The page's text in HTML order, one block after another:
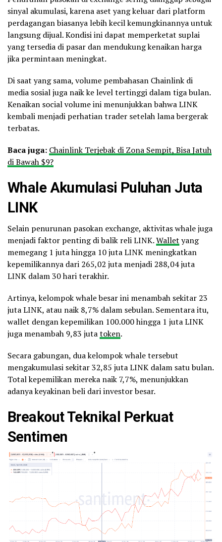
sinyal akumulasi, karena aset yang keluar dari platform
perdagangan biasanya lebih kecil kemungkinannya untuk
langsung dijual. Kondisi ini dapat memperketat suplai
yang tersedia di pasar dan mendukung kenaikan harga
jika permintaan meningkat.
Di saat yang sama, volume pembahasan Chainlink di
media sosial juga naik ke level tertinggi dalam tiga bulan.
Kenaikan social volume ini menunjukkan bahwa LINK
kembali menjadi perhatian trader setelah lama bergerak
terbatas.
Baca juga: Chainlink Terjebak di Zona Sempit, Bisa Jatuh
di Bawah $9?
Whale Akumulasi Puluhan Juta
LINK
Selain penurunan pasokan exchange, aktivitas whale juga
menjadi faktor penting di balik reli LINK.Wallet yang
memegang 1 juta hingga 10 juta LINK meningkatkan
kepemilikannya dari 265,02 juta menjadi 288,04 juta
LINK dalam 30 hari terakhir.
Artinya, kelompok whale besar ini menambah sekitar 23
juta LINK, atau naik 8,7% dalam sebulan. Sementara itu,
wallet dengan kepemilikan 100.000 hingga 1 juta LINK
juga menambah 9,83 jutatoken.
Secara gabungan, dua kelompok whale tersebut
mengakumulasi sekitar 32,85 juta LINK dalam satu bulan.
Total kepemilikan mereka naik 7,7%, menunjukkan
adanya keyakinan beli dari investor besar.
Breakout Teknikal Perkuat
Sentimen